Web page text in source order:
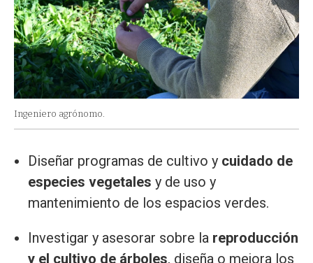
Ingeniero agrónomo.
Diseñar programas de cultivo y cuidado de
especies vegetales y de uso y
mantenimiento de los espacios verdes.
Investigar y asesorar sobre la reproducción
y el cultivo de árboles, diseña o mejora los